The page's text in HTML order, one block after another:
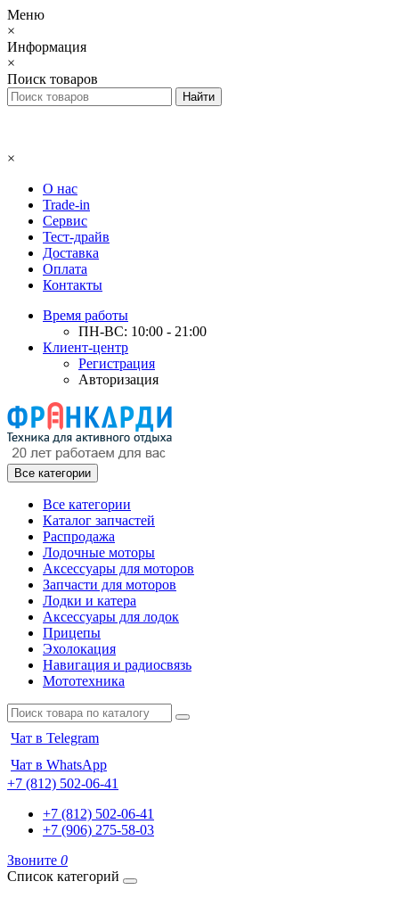
Меню
×
Информация
×
Поиск товаров
×
О нас
Trade-in
Сервис
Тест-драйв
Доставка
Оплата
Контакты
Время работы
ПН-ВС: 10:00 - 21:00
Клиент-центр
Регистрация
Авторизация
Все категории
Все категории
Каталог запчастей
Распродажа
Лодочные моторы
Аксессуары для моторов
Запчасти для моторов
Лодки и катера
Аксессуары для лодок
Прицепы
Эхолокация
Навигация и радиосвязь
Мототехника
Чат в Telegram
Чат в WhatsApp
+7 (812) 502-06-41
+7 (812) 502-06-41
+7 (906) 275-58-03
Звоните 0
Список категорий